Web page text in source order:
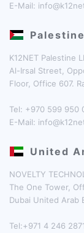
E-Mail:
Palestine
K12NET Palestine
Al-Irsal Street,
Floor, Office 607.
Tel: +970 599 950
E-Mail:
United
NOVELTY
The One Tower,
Dubai United Arab
Tel:+971 4 246 2871